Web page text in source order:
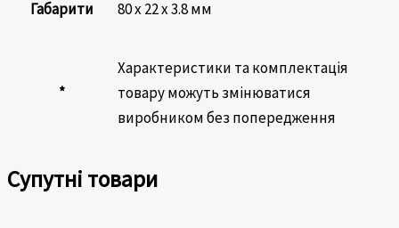
Габарити 80 х 22 х 3.8 мм
*
Характеристики та комплектація
товару можуть змінюватися
виробником без попередження
Супутні товари